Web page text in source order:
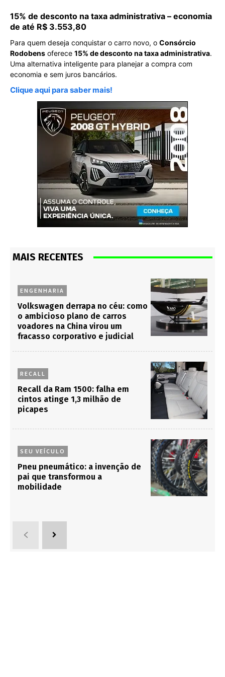
15% de desconto na taxa administrativa – economia
de até R$ 3.553,80
Para quem deseja conquistar o carro novo, o Consórcio
Rodobens oferece 15% de desconto na taxa administrativa.
Uma alternativa inteligente para planejar a compra com
economia e sem juros bancários.
Clique aqui para saber mais!
MAIS RECENTES
ENGENHARIA
Volkswagen derrapa no céu: como
o ambicioso plano de carros
voadores na China virou um
fracasso corporativo e judicial
RECALL
Recall da Ram 1500: falha em
cintos atinge 1,3 milhão de
picapes
SEU VEÍCULO
Pneu pneumático: a invenção de
pai que transformou a
mobilidade